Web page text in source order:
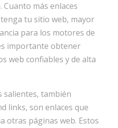
más enlaces
tu sitio web, mayor
para los motores de
importante obtener
web confiables y de alta
salientes, también
links, son enlaces que
otras páginas web. Estos